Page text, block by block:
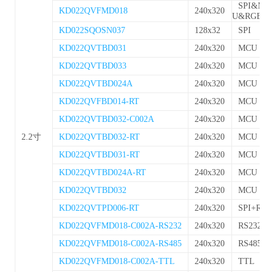
2.2寸
KD022QVFMD018
240x320
SPI&MC
U&RGB
KD022SQOSN037
128x32
SPI
KD022QVTBD031
240x320
MCU
KD022QVTBD033
240x320
MCU
KD022QVTBD024A
240x320
MCU
KD022QVFBD014-RT
240x320
MCU
KD022QVTBD032-C002A
240x320
MCU
KD022QVTBD032-RT
240x320
MCU
KD022QVTBD031-RT
240x320
MCU
KD022QVTBD024A-RT
240x320
MCU
KD022QVTBD032
240x320
MCU
KD022QVTPD006-RT
240x320
SPI+RGB
KD022QVFMD018-C002A-RS232
240x320
RS232
KD022QVFMD018-C002A-RS485
240x320
RS485
KD022QVFMD018-C002A-TTL
240x320
TTL